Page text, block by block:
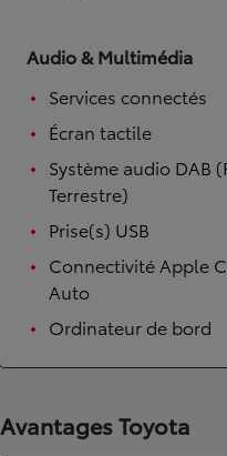
Audio & Multimédia
Services connectés
Écran tactile
Système audio DAB
Terrestre)
Prise(s) USB
Connectivité Apple
Auto
Ordinateur de bord
Avantages Toyota